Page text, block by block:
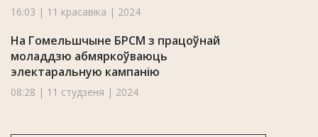
16:03 | 11 красавіка | 2024
На Гомельшчыне БРСМ з працоўнай
моладдзю абмяркоўваюць
электаральную кампанію
08:28 | 11 студзеня | 2024